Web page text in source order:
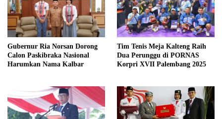
Gubernur Ria Norsan Dorong
Calon Paskibraka Nasional
Harumkan Nama Kalbar
Tim Tenis Meja Kalteng Raih
Dua Perunggu di PORNAS
Korpri XVII Palembang 2025